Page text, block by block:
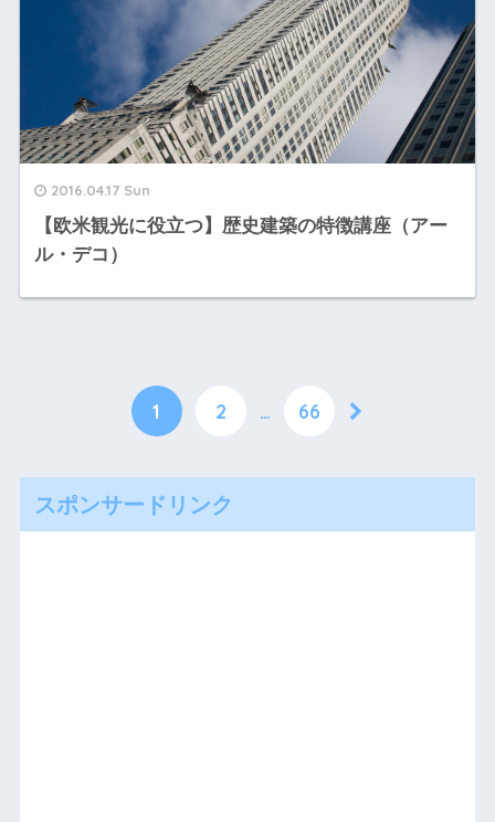
2016.04.17 Sun
【欧米観光に役立つ】歴史建築の特徴講座（アー
ル・デコ）
1 2 … 66
スポンサードリンク